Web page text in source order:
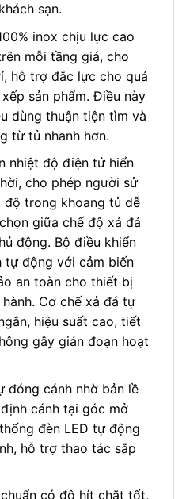
sạn.
inox chịu lực cao
mỗi tầng giá, cho
hỗ trợ đắc lực cho quá
sản phẩm. Điều này
dùng thuận tiện tìm và
từ tủ nhanh hơn.
nhiệt độ điện tử hiển
cho phép người sử
trong khoang tủ dễ
giữa chế độ xả đá
động. Bộ điều khiển
tự động với cảm biến
an toàn cho thiết bị
Cơ chế xả đá tự
hiệu suất cao, tiết
gây gián đoạn hoạt
đóng cánh nhờ bản lề
cánh tại góc mở
đèn LED tự động
hỗ trợ thao tác sắp
có độ hít chặt tốt,